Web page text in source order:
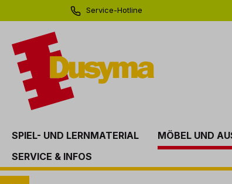
Zur Hauptnavigation springen
Service-Hotline
SPIEL- UND LERNMATERIAL MÖBEL UND
SERVICE & INFOS